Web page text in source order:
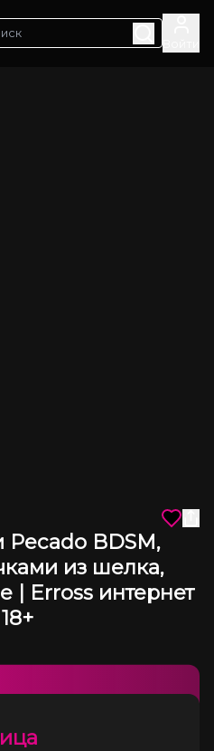
BDSM,
из шелка,
| Erross интернет